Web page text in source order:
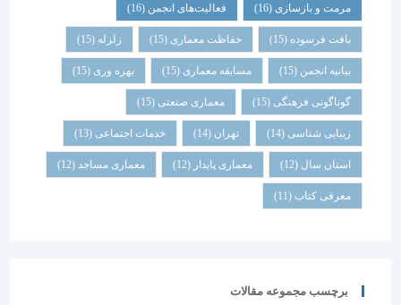
مرمت و بازسازی(16) فعالیت‌های انجمن(16)
بافت فرسوده (15) حفاظت معماری (15) زلزله
بیانیه انجمن(15) مسابقه معماری (15) بهره وری(15)
گوناگونی فرهنگی (15) معماری صنعتی(15)
زیبایی شناسی (14) تهران خدمات اجتماعی(13)
استان سال(12) معماری پایدار (12) معماری مساجد(12)
معرفی کتاب(11)
برچسب مجموعه مقالات